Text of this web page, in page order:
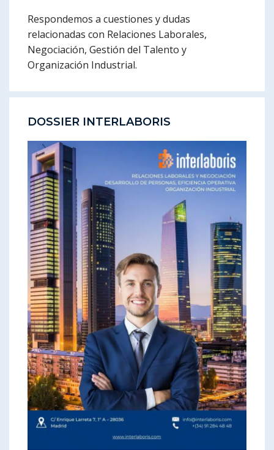
Respondemos a cuestiones y dudas
relacionadas con Relaciones Laborales,
Negociación, Gestión del Talento y
Organización Industrial.
DOSSIER INTERLABORIS